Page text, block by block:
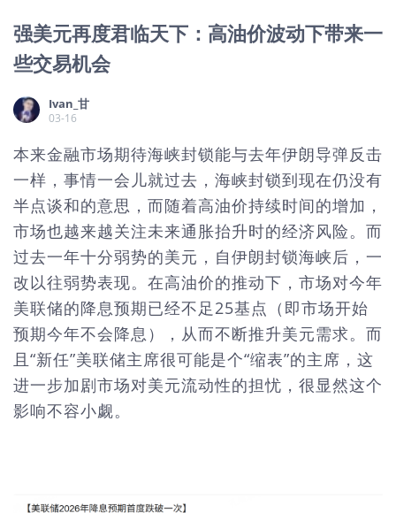
强美元再度君临天下：高油价波动下带来一
些交易机会
Ivan_甘
03-16
本来金融市场期待海峡封锁能与去年伊朗导弹反击
一样，事情一会儿就过去，海峡封锁到现在仍没有
半点谈和的意思，而随着高油价持续时间的增加，
市场也越来越关注未来通胀抬升时的经济风险。而
过去一年十分弱势的美元，自伊朗封锁海峡后，一
改以往弱势表现。在高油价的推动下，市场对今年
美联储的降息预期已经不足25基点（即市场开始
预期今年不会降息），从而不断推升美元需求。而
且“新任”美联储主席很可能是个“缩表”的主席，这
进一步加剧市场对美元流动性的担忧，很显然这个
影响不容小觑。